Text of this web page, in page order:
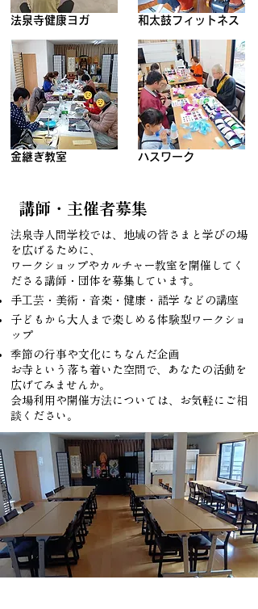
法泉寺健康ヨガ
金継ぎ教室
和太鼓フィットネス
ハスワーク
講師・主催者募集
法泉寺人間学校では、地域の皆さまと学びの場
を広げるために、
ワークショップやカルチャー教室を開催してく
ださる講師・団体を募集しています。
手工芸・美術・音楽・健康・語学 などの講座
子どもから大人まで楽しめる体験型ワークショ
ップ
季節の行事や文化にちなんだ企画
お寺という落ち着いた空間で、あなたの活動を
広げてみませんか。
会場利用や開催方法については、お気軽にご相
談ください。